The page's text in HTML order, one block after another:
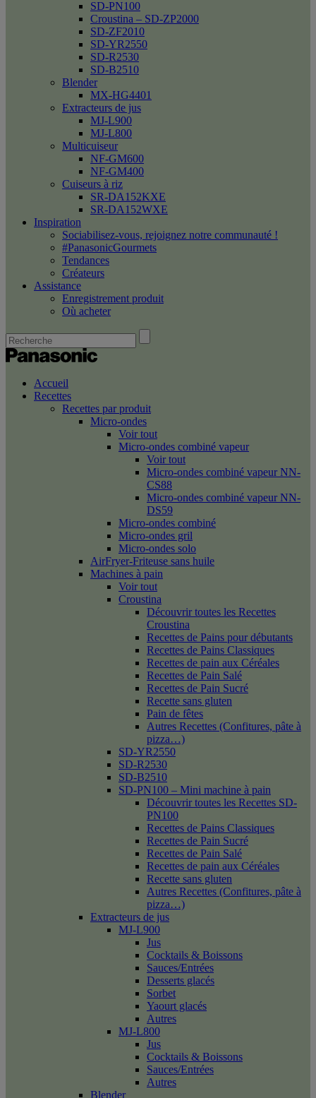
SD-PN100
Croustina – SD-ZP2000
SD-ZF2010
SD-YR2550
SD-R2530
SD-B2510
Blender
MX-HG4401
Extracteurs de jus
MJ-L900
MJ-L800
Multicuiseur
NF-GM600
NF-GM400
Cuiseurs à riz
SR-DA152KXE
SR-DA152WXE
Inspiration
Sociabilisez-vous, rejoignez notre communauté !
#PanasonicGourmets
Tendances
Créateurs
Assistance
Enregistrement produit
Où acheter
Accueil
Recettes
Recettes par produit
Micro-ondes
Voir tout
Micro-ondes combiné vapeur
Voir tout
Micro-ondes combiné vapeur NN-
CS88
Micro-ondes combiné vapeur NN-
DS59
Micro-ondes combiné
Micro-ondes gril
Micro-ondes solo
AirFryer-Friteuse sans huile
Machines à pain
Voir tout
Croustina
Découvrir toutes les Recettes
Croustina
Recettes de Pains pour débutants
Recettes de Pains Classiques
Recettes de pain aux Céréales
Recettes de Pain Salé
Recettes de Pain Sucré
Recette sans gluten
Pain de fêtes
Autres Recettes (Confitures, pâte à
pizza…)
SD-YR2550
SD-R2530
SD-B2510
SD-PN100 – Mini machine à pain
Découvrir toutes les Recettes SD-
PN100
Recettes de Pains Classiques
Recettes de Pain Sucré
Recettes de Pain Salé
Recettes de pain aux Céréales
Recette sans gluten
Autres Recettes (Confitures, pâte à
pizza…)
Extracteurs de jus
MJ-L900
Jus
Cocktails & Boissons
Sauces/Entrées
Desserts glacés
Sorbet
Yaourt glacés
Autres
MJ-L800
Jus
Cocktails & Boissons
Sauces/Entrées
Autres
Blender